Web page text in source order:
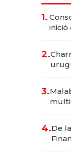
1.
2.
3.
4.De